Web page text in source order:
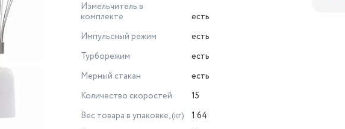
Измельчитель в
комплекте
есть
Импульсный режим
есть
Турборежим
есть
Мерный стакан
есть
Количество скоростей
15
Вес товара в упаковке, (кг)
1.64